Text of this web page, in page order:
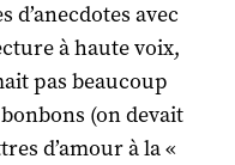
d’anecdotes avec
à haute voix,
pas beaucoup
(on devait
d’amour à la «